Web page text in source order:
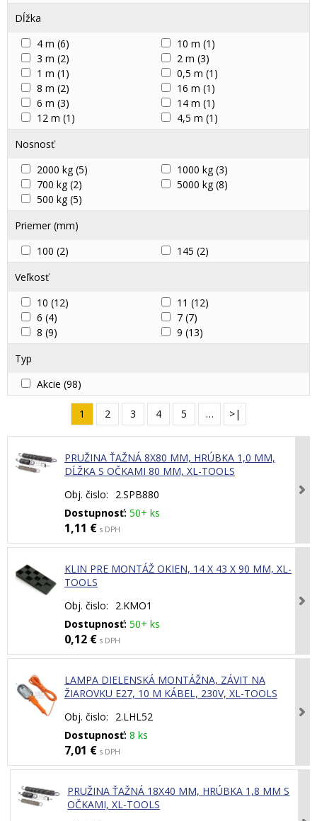
Dĺžka
4 m (6) 10 m (1)
3 m (2) 2 m (3)
1 m (1) 0,5 m (1)
8 m (2) 16 m (1)
6 m (3) 14 m (1)
12 m (1) 4,5 m (1)
Nosnosť
2000 kg(5) 1000 kg(3)
700 kg(2) 5000 kg(8)
500 kg(5)
Priemer (mm)
100 (2) 145 (2)
Veľkosť
10 (12) 11 (12)
6 (4) 7 (7)
8 (9) 9 (13)
Typ
Akcie (98)
1 2 3 4 5 … >|
PRUŽINA ŤAŽNÁ 8X80 MM, HRÚBKA 1,0 MM,
DĹŽKA S OČKAMI 80 MM, XL-TOOLS
Obj. čislo:
2.SPB880
Dostupnosť: 50+ ks
1,11 € s DPH
KLIN PRE MONTÁŽ OKIEN, 14 X 43 X 90 MM, XL-
TOOLS
Obj. čislo:
2.KMO1
Dostupnosť: 50+ ks
0,12 € s DPH
LAMPA DIELENSKÁ MONTÁŽNA, ZÁVIT NA
ŽIAROVKU E27, 10 M KÁBEL, 230V, XL-TOOLS
Obj. čislo:
2.LHL52
Dostupnosť: 8 ks
7,01 € s DPH
PRUŽINA ŤAŽNÁ 18X40 MM, HRÚBKA 1,8 MM S
OČKAMI, XL-TOOLS